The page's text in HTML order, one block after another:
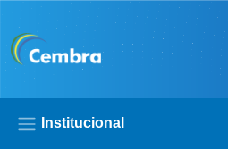
Pular para o conteúdo principal
Institucional